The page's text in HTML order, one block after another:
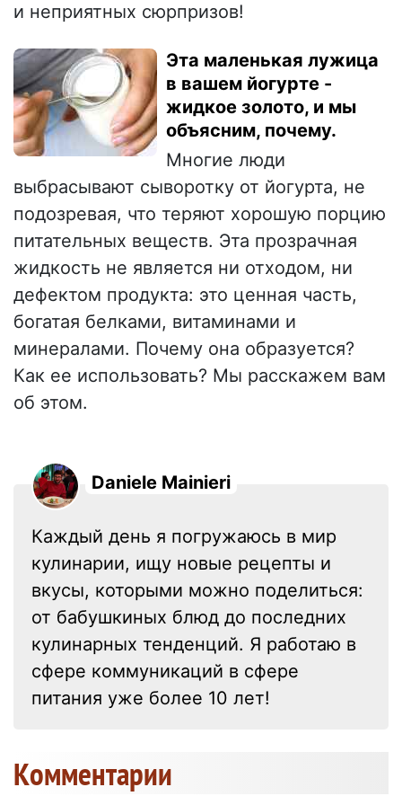
и неприятных сюрпризов!
Эта маленькая лужица
в вашем йогурте -
жидкое золото, и мы
объясним, почему.
Многие люди
выбрасывают сыворотку от йогурта, не
подозревая, что теряют хорошую порцию
питательных веществ. Эта прозрачная
жидкость не является ни отходом, ни
дефектом продукта: это ценная часть,
богатая белками, витаминами и
минералами. Почему она образуется?
Как ее использовать? Мы расскажем вам
об этом.
Daniele Mainieri
Каждый день я погружаюсь в мир
кулинарии, ищу новые рецепты и
вкусы, которыми можно поделиться:
от бабушкиных блюд до последних
кулинарных тенденций. Я работаю в
сфере коммуникаций в сфере
питания уже более 10 лет!
Kомментарии